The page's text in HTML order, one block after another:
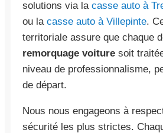
solutions via la casse auto à
ou la casse auto à Villepinte.
territoriale assure que chaque
remorquage voiture soit
niveau de professionnalisme,
de départ.
Nous nous engageons à
sécurité les plus strictes.